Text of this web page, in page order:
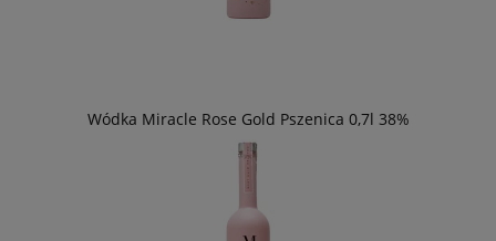
Wódka Miracle Rose Gold Pszenica 0,7l 38%